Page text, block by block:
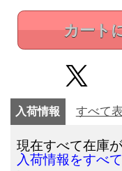
カート
入荷情報 すべて
現在すべて在庫が
入荷情報をすべ